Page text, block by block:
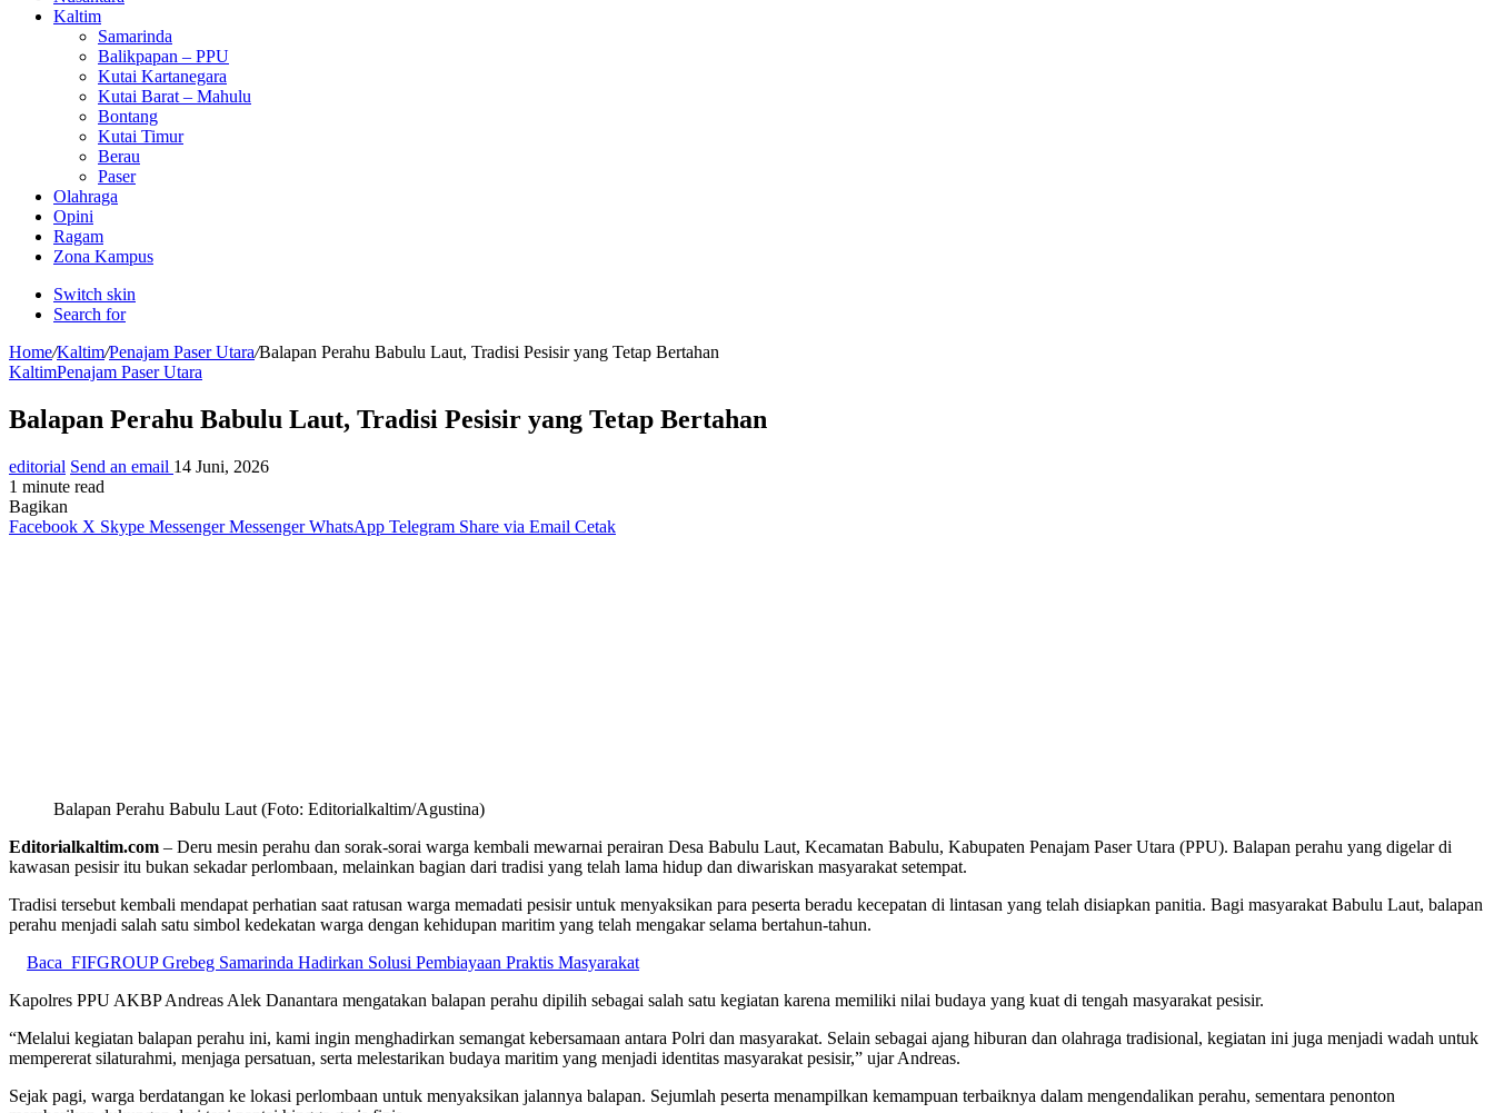
Kaltim
Samarinda
Balikpapan – PPU
Kutai Kartanegara
Kutai Barat – Mahulu
Bontang
Kutai Timur
Berau
Paser
Olahraga
Opini
Ragam
Zona Kampus
Switch skin
Search for
Home/Kaltim/Penajam Paser Utara/Balapan Perahu Babulu Laut, Tradisi Pesisir yang Tetap Bertahan
KaltimPenajam Paser Utara
Balapan Perahu Babulu Laut, Tradisi Pesisir yang Tetap Bertahan
editorial Send an email 14 Juni, 2026
1 minute read
Bagikan
Facebook X Skype Messenger Messenger WhatsApp Telegram Share via Email Cetak
Balapan Perahu Babulu Laut (Foto: Editorialkaltim/Agustina)
Editorialkaltim.com – Deru mesin perahu dan sorak-sorai warga kembali mewarnai perairan Desa Babulu Laut, Kecamatan Babulu, Kabupaten Penajam Paser Utara (PPU). Balapan perahu yang digelar di
kawasan pesisir itu bukan sekadar perlombaan, melainkan bagian dari tradisi yang telah lama hidup dan diwariskan masyarakat setempat.
Tradisi tersebut kembali mendapat perhatian saat ratusan warga memadati pesisir untuk menyaksikan para peserta beradu kecepatan di lintasan yang telah disiapkan panitia. Bagi masyarakat Babulu Laut, balapan
perahu menjadi salah satu simbol kedekatan warga dengan kehidupan maritim yang telah mengakar selama bertahun-tahun.
Baca FIFGROUP Grebeg Samarinda Hadirkan Solusi Pembiayaan Praktis Masyarakat
Kapolres PPU AKBP Andreas Alek Danantara mengatakan balapan perahu dipilih sebagai salah satu kegiatan karena memiliki nilai budaya yang kuat di tengah masyarakat pesisir.
“Melalui kegiatan balapan perahu ini, kami ingin menghadirkan semangat kebersamaan antara Polri dan masyarakat. Selain sebagai ajang hiburan dan olahraga tradisional, kegiatan ini juga menjadi wadah untuk
mempererat silaturahmi, menjaga persatuan, serta melestarikan budaya maritim yang menjadi identitas masyarakat pesisir,” ujar Andreas.
Sejak pagi, warga berdatangan ke lokasi perlombaan untuk menyaksikan jalannya balapan. Sejumlah peserta menampilkan kemampuan terbaiknya dalam mengendalikan perahu, sementara penonton